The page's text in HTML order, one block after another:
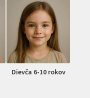
Dievča 6-10 rokov